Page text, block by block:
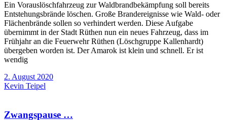
Ein Vorauslöschfahrzeug zur Waldbrandbekämpfung soll bereits
Entstehungsbrände löschen. Große Brandereignisse wie Wald- oder
Flächenbrände sollen so verhindert werden. Diese Aufgabe
übernimmt in der Stadt Rüthen nun ein neues Fahrzeug, dass im
Frühjahr an die Feuerwehr Rüthen (Löschgruppe Kallenhardt)
übergeben worden ist. Der Amarok ist klein und schnell. Er ist
wendig
2. August 2020
Kevin Teipel
Zwangspause …